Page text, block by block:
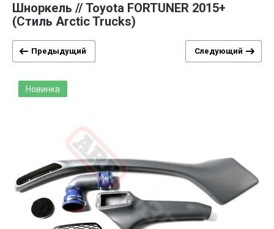
Шноркель // Toyota FORTUNER 2015+
(Стиль Arctic Trucks)
Предыдущий Следующий
Новинка